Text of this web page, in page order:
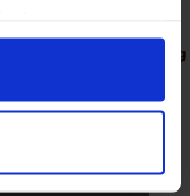
Stark Blandning 162g
Katso